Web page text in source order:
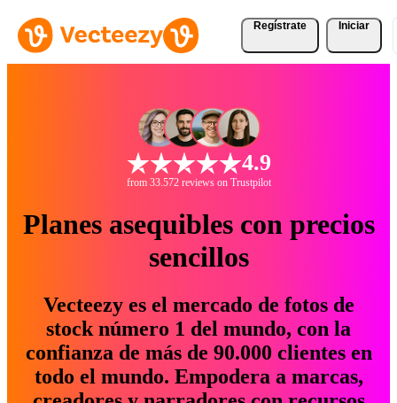
Regístrate Iniciar
4.9
from 33.572 reviews on Trustpilot
Planes asequibles con precios
sencillos
Vecteezy es el mercado de fotos de
stock número 1 del mundo, con la
confianza de más de 90.000 clientes en
todo el mundo. Empodera a marcas,